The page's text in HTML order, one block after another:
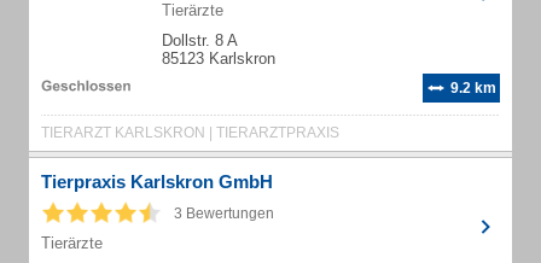
Tierärzte
Dollstr. 8 A
85123 Karlskron
9.2 km
TIERARZT KARLSKRON | TIERARZTPRAXIS
Tierpraxis Karlskron GmbH
3 Bewertungen
Tierärzte